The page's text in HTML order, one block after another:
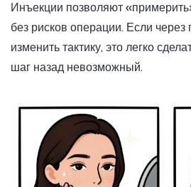
Инъекции позволяют
без рисков операции. Если
изменить тактику, это легко
шаг назад невозможный.